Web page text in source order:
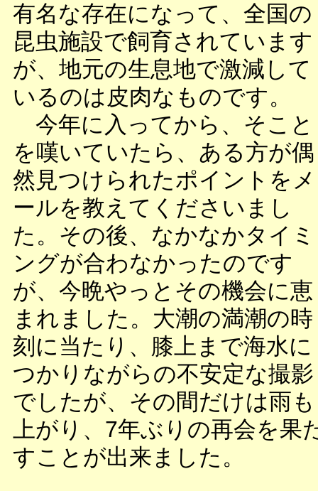
有名な存在になって、全国の
昆虫施設で飼育されています
が、地元の生息地で激減して
いるのは皮肉なものです。
今年に入ってから、そこと
を嘆いていたら、ある方が偶
然見つけられたポイントをメ
ールを教えてくださいまし
た。その後、なかなかタイミ
ングが合わなかったのです
が、今晩やっとその機会に恵
まれました。大潮の満潮の時
刻に当たり、膝上まで海水に
つかりながらの不安定な撮影
でしたが、その間だけは雨も
上がり、7年ぶりの再会を果
すことが出来ました。